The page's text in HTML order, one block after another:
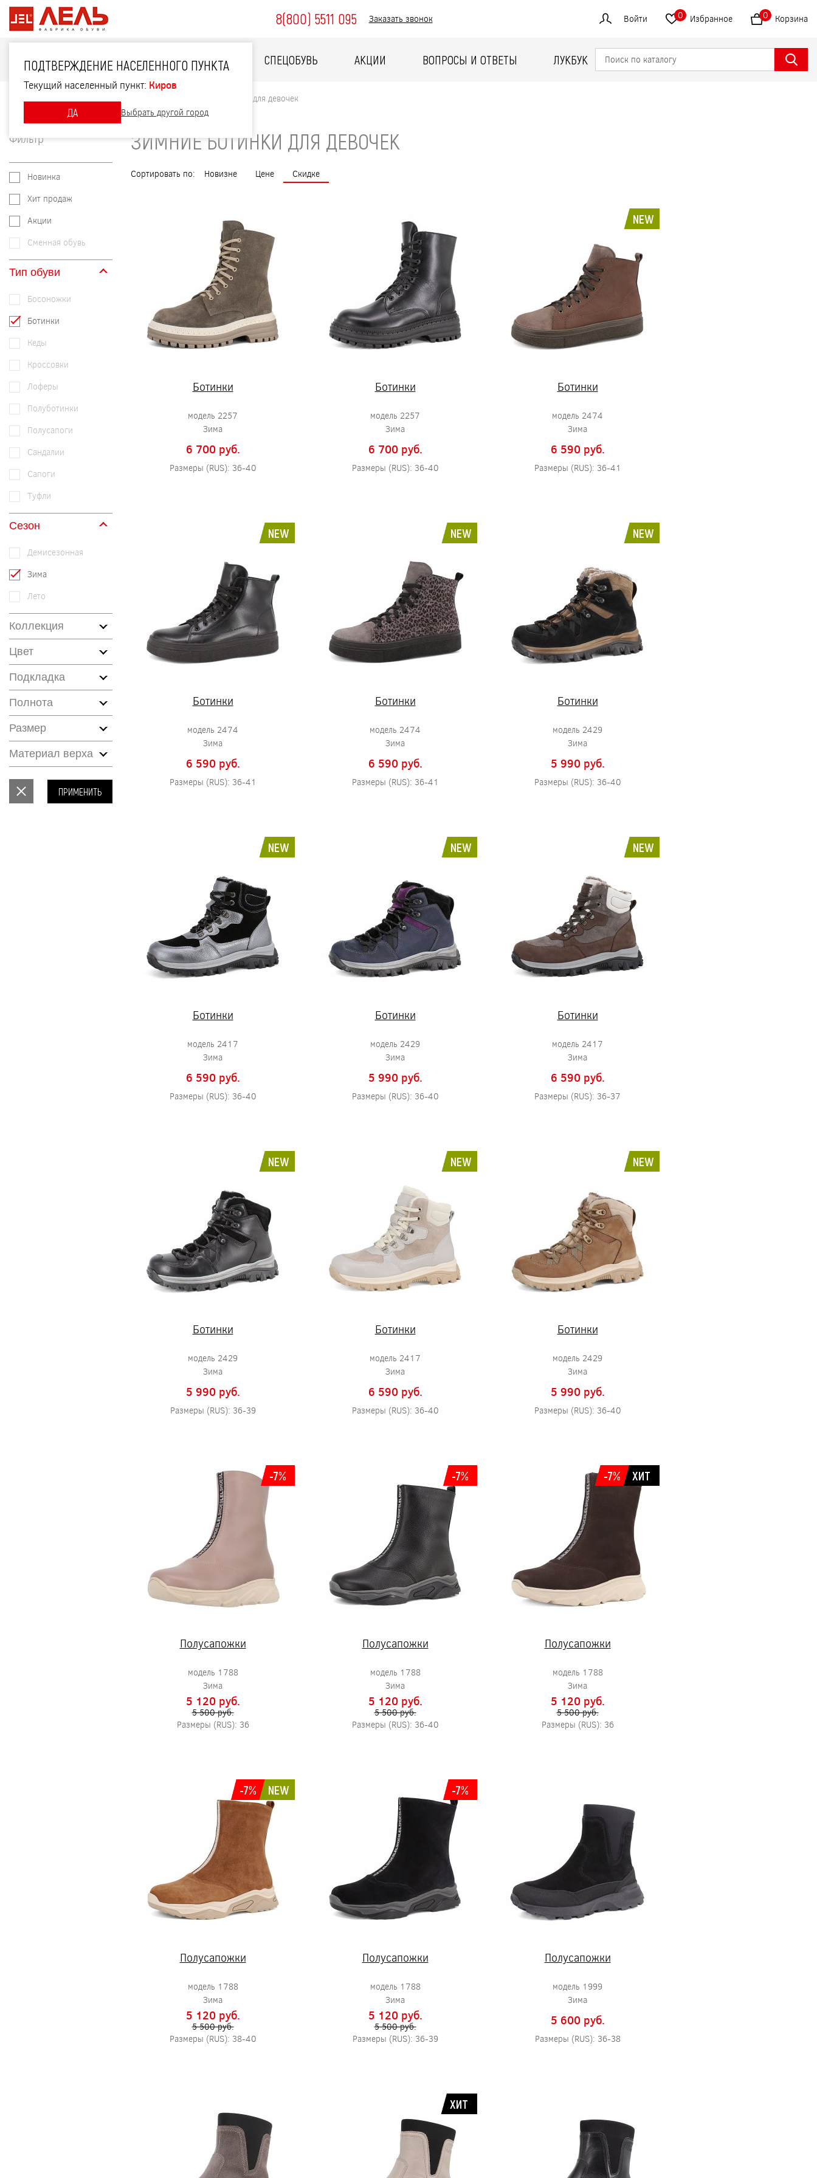
8(800) 5511 095 Заказать звонок Войти Избранное
0 Корзина
0
ПОДТВЕРЖДЕНИЕ НАСЕЛЕННОГО ПУНКТА
Текущий населенный пункт: Киров
ДА Выбрать другой город
ДЛЯ НЕЁ ДЛЯ НЕГО ДЛЯ ДЕТЕЙ СПЕЦОБУВЬ АКЦИИ ВОПРОСЫ И ОТВЕТЫ ЛУКБУК
Зимние ботинки для девочек
Фильтр
Новинка
Хит продаж
Акции
Сменная обувь
Тип обуви
Босоножки
Ботинки
Кеды
Кроссовки
Лоферы
Полуботинки
Полусапоги
Сандалии
Сапоги
Туфли
Сезон
Демисезонная
Зима
Лето
Коллекция
Цвет
Подкладка
Полнота
Размер
Материал верха
ПРИМЕНИТЬ
ЗИМНИЕ БОТИНКИ ДЛЯ ДЕВОЧЕК
Сортировать по: Новизне Цене Скидке
Ботинки
модель 2257
Зима
6 700 pуб.
Размеры (RUS): 36-40
Ботинки
модель 2257
Зима
6 700 pуб.
Размеры (RUS): 36-40
NEW
Ботинки
модель 2474
Зима
6 590 pуб.
Размеры (RUS): 36-41
NEW
Ботинки
модель 2474
Зима
6 590 pуб.
Размеры (RUS): 36-41
NEW
Ботинки
модель 2474
Зима
6 590 pуб.
Размеры (RUS): 36-41
NEW
Ботинки
модель 2429
Зима
5 990 pуб.
Размеры (RUS): 36-40
NEW
Ботинки
модель 2417
Зима
6 590 pуб.
Размеры (RUS): 36-40
NEW
Ботинки
модель 2429
Зима
5 990 pуб.
Размеры (RUS): 36-40
NEW
Ботинки
модель 2417
Зима
6 590 pуб.
Размеры (RUS): 36-37
NEW
Ботинки
модель 2429
Зима
5 990 pуб.
Размеры (RUS): 36-39
NEW
Ботинки
модель 2417
Зима
6 590 pуб.
Размеры (RUS): 36-40
NEW
Ботинки
модель 2429
Зима
5 990 pуб.
Размеры (RUS): 36-40
-7%
Полусапожки
модель 1788
Зима
5 120 pуб.
5 500 pуб.
Размеры (RUS): 36
-7%
Полусапожки
модель 1788
Зима
5 120 pуб.
5 500 pуб.
Размеры (RUS): 36-40
-7% ХИТ
Полусапожки
модель 1788
Зима
5 120 pуб.
5 500 pуб.
Размеры (RUS): 36
-7% NEW
Полусапожки
модель 1788
Зима
5 120 pуб.
5 500 pуб.
Размеры (RUS): 38-40
-7%
Полусапожки
модель 1788
Зима
5 120 pуб.
5 500 pуб.
Размеры (RUS): 36-39
Полусапожки
модель 1999
Зима
5 600 pуб.
Размеры (RUS): 36-38
ХИТ